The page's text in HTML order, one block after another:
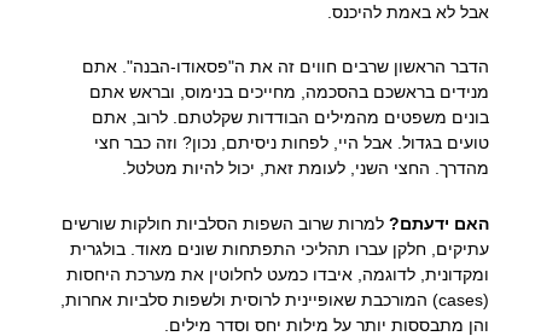
אבל לא באמת להיכנס.
הדבר הראשון שרבים חווים זה את ה"פסאודו-הבנה". אתם
מנידים בראשכם בהסכמה, מחייכים בנימוס, ובראש אתם
בונים משפטים מהמילים הבודדות שקלטתם. לרוב, אתם
טועים בגדול. אבל היי, לפחות ניסיתם, נכון? וזה כבר חצי
מהדרך. החצי השני, לעומת זאת, יכול להיות מטלטל.
האם ידעתם?למרות שרוב השפות הסלביות חולקות שורשים
עתיקים, חלקן עברו תהליכי התפתחות שונים מאוד. בולגרית
ומקדונית, לדוגמה, איבדו כמעט לחלוטין את מערכת היחסות
(cases) המורכבת שאופיינית לרוסית ולשפות סלביות אחרות,
והן מתבססות יותר על מילות יחס וסדר מילים.